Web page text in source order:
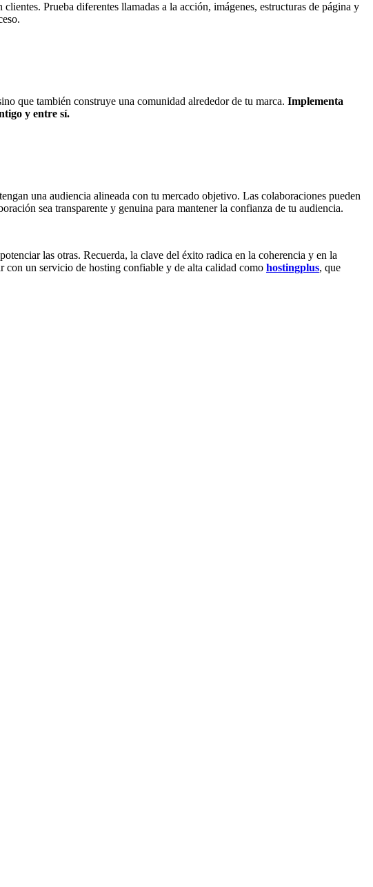
Prueba diferentes llamadas a la acción, imágenes, estructuras de página y
que también construye una comunidad alrededor de tu marca. Implementa
y entre sí.
una audiencia alineada con tu mercado objetivo. Las colaboraciones pueden
sea transparente y genuina para mantener la confianza de tu audiencia.
las otras. Recuerda, la clave del éxito radica en la coherencia y en la
con un servicio de hosting confiable y de alta calidad como hostingplus, que